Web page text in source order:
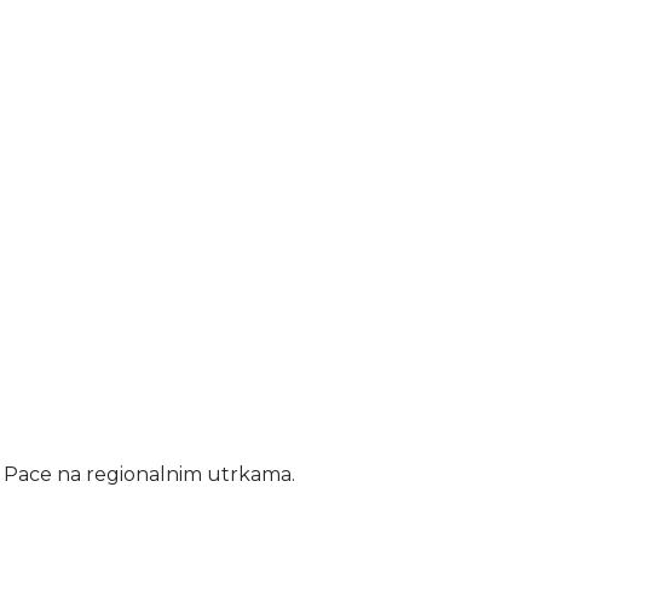
na regionalnim utrkama.